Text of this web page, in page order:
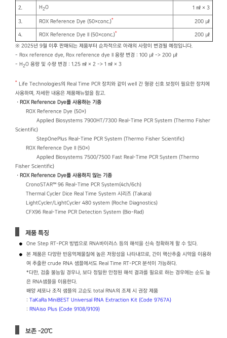
2. H2O 1 ㎖ × 3
3. ROX Reference Dye (50×conc.)* 200 ㎕
4. ROX Reference Dye II (50×conc.)*
200 ㎕
※ 2025년 9월 이후 판매되는 제품부터 순차적으로 아래의 사항이 변경될 예정입니다.
- Rox reference dye, Rox reference dye II 용량 변경 : 100 ㎕ -> 200 ㎕
- H2O 용량 및 수량 변경 : 1.25 ㎖ × 2 -> 1 ㎖ × 3
* Life Technologies의 Real Time PCR 장치와 같이 well 간 형광 신호 보정이 필요한 장치에
사용하며, 자세한 내용은 제품매뉴얼을 참고.
ㆍROX Reference Dye를 사용하는 기종
ROX Reference Dye (50×)
Applied Biosystems 7900HT/7300 Real-Time PCR System (Thermo Fisher
Scientific)
StepOnePlus Real-Time PCR System (Thermo Fisher Scientific)
ROX Reference Dye II (50×)
Applied Biosystems 7500/7500 Fast Real-Time PCR System (Thermo
Fisher Scientific)
ㆍROX Reference Dye를 사용하지 않는 기종
CronoSTAR™ 96 Real-Time PCR System(4ch/6ch)
Thermal Cycler Dice Real Time System 시리즈 (Takara)
LightCycler/LightCycler 480 system (Roche Diagnostics)
CFX96 Real-Time PCR Detection System (Bio-Rad)
제품 특징
One Step RT-PCR 방법으로 RNA바이러스 등의 해석을 신속 정확하게 할 수 있다.
본 제품은 다양한 반응억제물질에 높은 저항성을 나타내므로, 간이 핵산추출 시약을 이용하
여 추출한 crude RNA 샘플에서도 Real Time RT-PCR 분석이 가능하다.
＊다만, 검출 불능일 경우나, 보다 정밀한 안정된 해석 결과를 필요로 하는 경우에는 순도 높
은 RNA샘플을 이용한다.
배양 세포나 조직 샘플의 고순도 total RNA의 조제 시 권장 제품
: TaKaRa MiniBEST Universal RNA Extraction Kit (Code 9767A)
: RNAiso Plus (Code 9108/9109)
보존 -20℃